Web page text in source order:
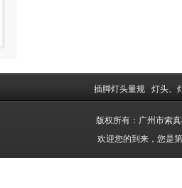
插脚灯头量规 灯头、
版权所有：广州市索
欢迎您的到来，您是第